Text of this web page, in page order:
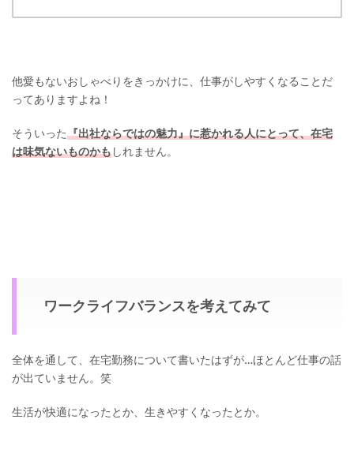
他愛もないおしゃべりをきっかけに、仕事がしやすくなることだ
ってありますよね！
そういった『出社ならではの魅力』に惹かれる人にとって、在宅
は味気ないものかもしれません。
ワークライフバランスを考えてみて
全体を通して、在宅勤務について書いたはずが…ほとんど仕事の話
が出ていません。笑
生活が快適になったとか、生きやすくなったとか。